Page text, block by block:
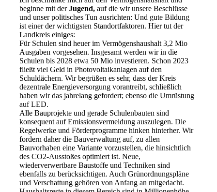
beginne mit derJugend, auf die wir unsere Beschlüsse
und unser politisches Tun ausrichten: Und gute Bildung
ist einer der wichtigsten Standortfaktoren. Hier tut der
Landkreis einiges:
Für Schulen sind heuer im Vermögenshaushalt 3,2 Mio
Ausgaben vorgesehen. Insgesamt werden wir in die
Schulen bis 2028 etwa 50 Mio investieren. Schon 2023
fließt viel Geld in Photovoltaikanlagen auf den
Schuldächern. Wir begrüßen es sehr, dass der Kreis
dezentrale Energieversorgung vorantreibt, schließlich
haben wir das jahrelang gefordert; ebenso die Umrüstung
auf LED.
Alle Bauprojekte und gerade Schulenbauten sind
konsequent auf Emissionsvermeidung auszulegen. Die
Regelwerke und Förderprogramme hinken hinterher. Wir
fordern daher die Bauverwaltung auf, zu allen
Bauvorhaben eine Variante vorzustellen, die hinsichtlich
des CO2-Ausstoßes optimiert ist. Neue,
wiederverwertbare Baustoffe und Techniken sind
ebenfalls zu berücksichtigen. Auch Grünordnungspläne
und Verschattung gehören von Anfang an mitgedacht.